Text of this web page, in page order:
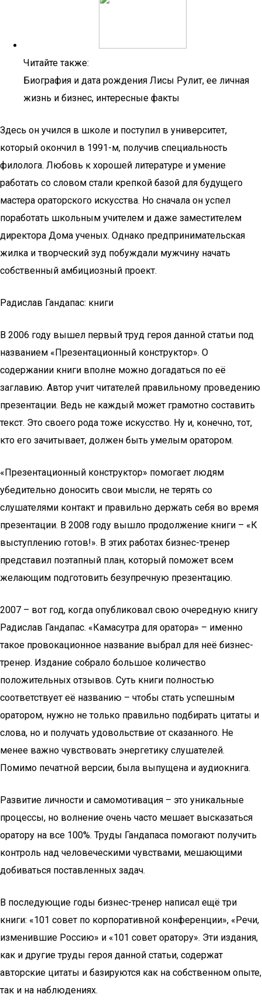
Читайте также:
Биография и дата рождения Лисы Рулит, ее личная
жизнь и бизнес, интересные факты
Здесь он учился в школе и поступил в университет,
который окончил в 1991-м, получив специальность
филолога. Любовь к хорошей литературе и умение
работать со словом стали крепкой базой для будущего
мастера ораторского искусства. Но сначала он успел
поработать школьным учителем и даже заместителем
директора Дома ученых. Однако предпринимательская
жилка и творческий зуд побуждали мужчину начать
собственный амбициозный проект.
Радислав Гандапас: книги
В 2006 году вышел первый труд героя данной статьи под
названием «Презентационный конструктор». О
содержании книги вполне можно догадаться по её
заглавию. Автор учит читателей правильному проведению
презентации. Ведь не каждый может грамотно составить
текст. Это своего рода тоже искусство. Ну и, конечно, тот,
кто его зачитывает, должен быть умелым оратором.
«Презентационный конструктор» помогает людям
убедительно доносить свои мысли, не терять со
слушателями контакт и правильно держать себя во время
презентации. В 2008 году вышло продолжение книги – «К
выступлению готов!». В этих работах бизнес-тренер
представил поэтапный план, который поможет всем
желающим подготовить безупречную презентацию.
2007 – вот год, когда опубликовал свою очередную книгу
Радислав Гандапас. «Камасутра для оратора» – именно
такое провокационное название выбрал для неё бизнес-
тренер. Издание собрало большое количество
положительных отзывов. Суть книги полностью
соответствует её названию – чтобы стать успешным
оратором, нужно не только правильно подбирать цитаты и
слова, но и получать удовольствие от сказанного. Не
менее важно чувствовать энергетику слушателей.
Помимо печатной версии, была выпущена и аудиокнига.
Развитие личности и самомотивация – это уникальные
процессы, но волнение очень часто мешает высказаться
оратору на все 100%. Труды Гандапаса помогают получить
контроль над человеческими чувствами, мешающими
добиваться поставленных задач.
В последующие годы бизнес-тренер написал ещё три
книги: «101 совет по корпоративной конференции», «Речи,
изменившие Россию» и «101 совет оратору». Эти издания,
как и другие труды героя данной статьи, содержат
авторские цитаты и базируются как на собственном опыте,
так и на наблюдениях.